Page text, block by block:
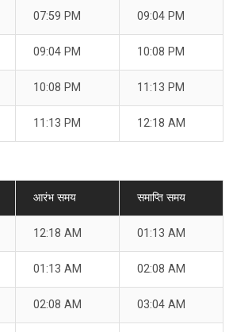
07:59 PM 09:04 PM
09:04 PM 10:08 PM
10:08 PM 11:13 PM
11:13 PM 12:18 AM
आरंभ समय समाप्ति समय
12:18 AM 01:13 AM
01:13 AM 02:08 AM
02:08 AM 03:04 AM